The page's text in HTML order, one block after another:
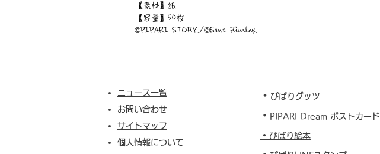
【素材】紙
【容量】50枚
©︎PIPARI STORY./©︎Sawa Riveley.
ニュース一覧
お問い合わせ
サイトマップ
個人情報について
・ ぴぱりグッツ
・ PIPARI Dream ポストカード
・ ぴぱり絵本